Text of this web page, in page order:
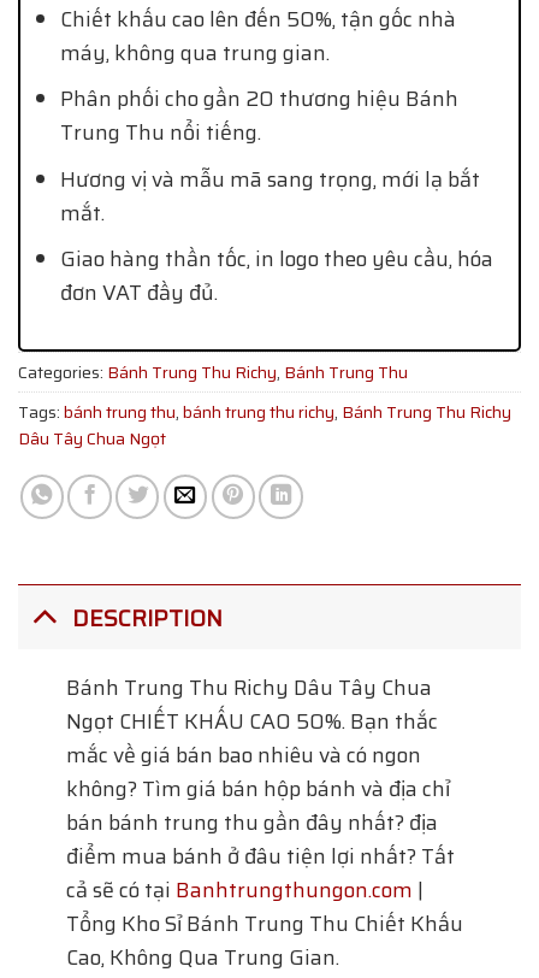
Chiết khấu cao lên đến 50%, tận gốc nhà
máy, không qua trung gian.
Phân phối cho gần 20 thương hiệu Bánh
Trung Thu nổi tiếng.
Hương vị và mẫu mã sang trọng, mới lạ bắt
mắt.
Giao hàng thần tốc, in logo theo yêu cầu, hóa
đơn VAT đầy đủ.
Categories: Bánh Trung Thu Richy, Bánh Trung Thu
Tags:bánh trung thu,bánh trung thu richy, Bánh Trung Thu Richy
Dâu Tây Chua Ngọt
DESCRIPTION
Bánh Trung Thu Richy Dâu Tây Chua
Ngọt CHIẾT KHẤU CAO 50%. Bạn thắc
mắc về giá bán bao nhiêu và có ngon
không? Tìm giá bán hộp bánh và địa chỉ
bán bánh trung thu gần đây nhất? địa
điểm mua bánh ở đâu tiện lợi nhất? Tất
cả sẽ có tại Banhtrungthungon.com |
Tổng Kho Sỉ Bánh Trung Thu Chiết Khấu
Cao, Không Qua Trung Gian.